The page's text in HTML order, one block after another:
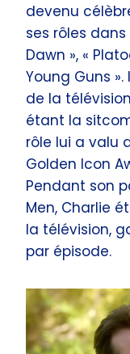
devenu
ses rôles
Dawn », «
Young Guns
de la
étant la
rôle lui a valu
Golden Icon
Pendant son
Men, Charlie
la télévision,
par épisode.